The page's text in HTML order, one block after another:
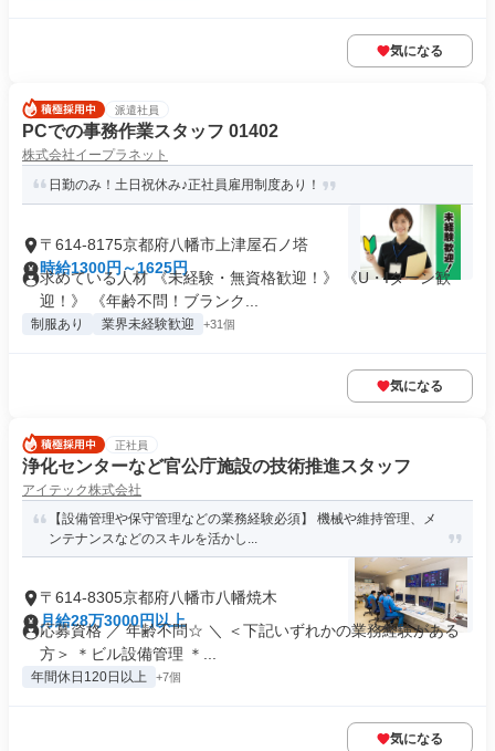
気になる
派遣社員
PCでの事務作業スタッフ 01402
株式会社イープラネット
日勤のみ！土日祝休み♪正社員雇用制度あり！
〒614-8175京都府八幡市上津屋石ノ塔
時給1300円～1625円
求めている人材 《未経験・無資格歓迎！》 《U・Iターン歓
迎！》 《年齢不問！ブランク...
制服あり 業界未経験歓迎 +31個
気になる
正社員
浄化センターなど官公庁施設の技術推進スタッフ
アイテック株式会社
【設備管理や保守管理などの業務経験必須】 機械や維持管理、メ
ンテナンスなどのスキルを活かし...
〒614-8305京都府八幡市八幡焼木
月給28万3000円以上
応募資格 ／ 年齢不問☆ ＼ ＜下記いずれかの業務経験がある
方＞ ＊ビル設備管理 ＊...
年間休日120日以上 +7個
気になる